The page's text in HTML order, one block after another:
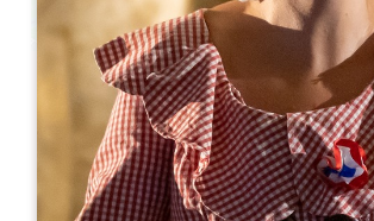
De
20€
Château Balestard La
1, Balestard
33330 SAINT-EMILION